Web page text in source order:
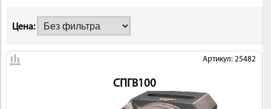
Цена:
Артикул: 25482
СПГВ100